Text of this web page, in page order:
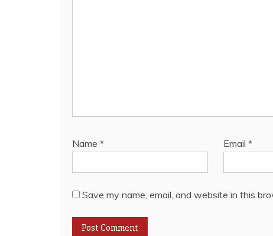
Name * Email*
Save my name, email, and website in this